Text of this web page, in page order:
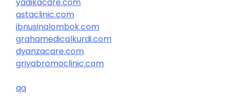
astaclinic.com
ibnusinalombok.com
grahamedicalkurdi.com
dyanzacare.com
griyabromoclinic.com
qq